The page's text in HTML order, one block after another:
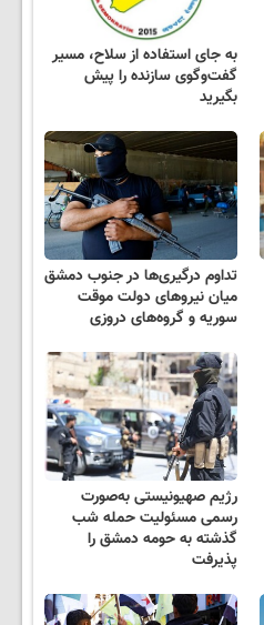
به جای استفاده از سلاح، مسیر
گفت‌وگوی سازنده را پیش
بگیرید
تداوم درگیری‌ها در جنوب دمشق
میان نیروهای دولت موقت
سوریه و گروه‌های دروزی
رژیم صهیونیستی به‌صورت
رسمی مسئولیت حمله شب
گذشته به حومه دمشق را
پذیرفت